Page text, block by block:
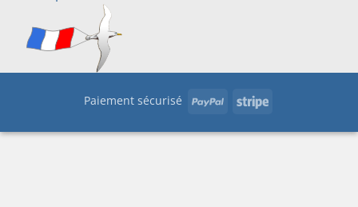
Paiement sécurisé PayPal Stripe